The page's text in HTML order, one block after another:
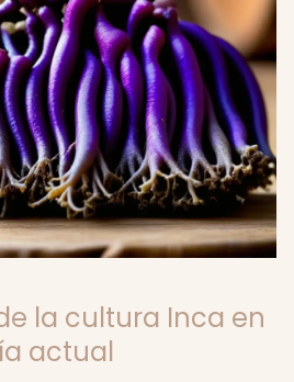
la cultura Inca en
actual